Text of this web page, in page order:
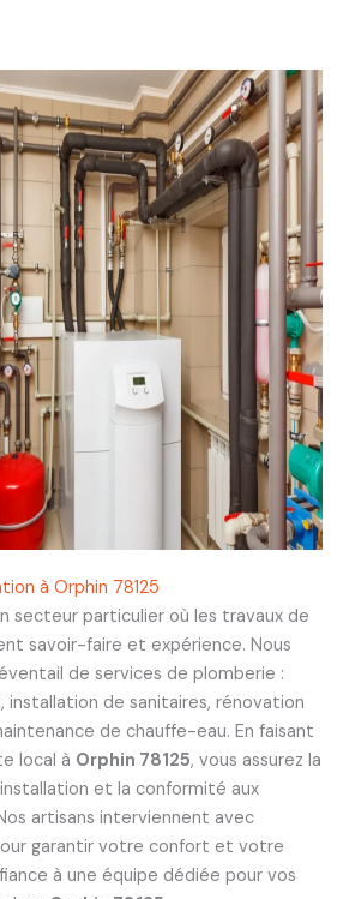
à Orphin 78125
secteur particulier où les travaux de
savoir-faire et expérience. Nous
de services de plomberie :
installation de sanitaires, rénovation
de chauffe-eau. En faisant
local à Orphin 78125, vous assurez la
et la conformité aux
artisans interviennent avec
garantir votre confort et votre
à une équipe dédiée pour vos